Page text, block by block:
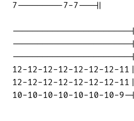
7---------7-7---||
-----------------------||
-----------------------||
-----------------------||
12-12-12-12-12-12-12-11||
12-12-12-12-12-12-12-11||
10-10-10-10-10-10-10-9-||